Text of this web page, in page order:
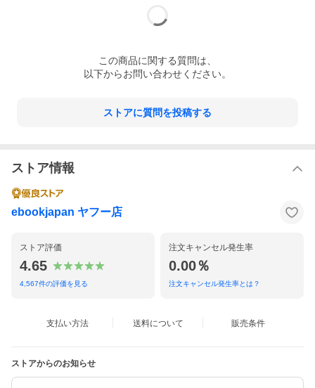
この商品に関する質問は、
以下からお問い合わせください。
ストアに質問を投稿する
ストア情報
ebookjapan ヤフー店
ストア評価
4.65
4,567件の評価を見る
注文キャンセル発生率
0.00％
注文キャンセル発生率とは？
支払い方法 送料について 販売条件
ストアからのお知らせ